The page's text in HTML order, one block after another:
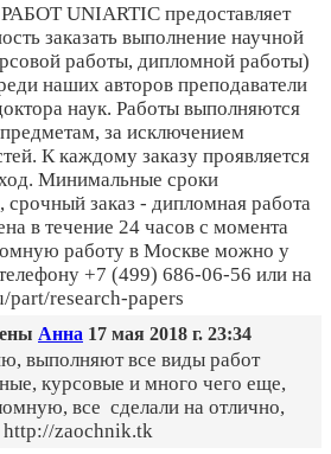
UNIARTIC предоставляет
заказать выполнение научной
работы, дипломной работы)
наших авторов преподаватели
наук. Работы выполняются
за исключением
К каждому заказу проявляется
Минимальные сроки
заказ - дипломная работа
в течение 24 часов с момента
работу в Москве можно у
+7 (499) 686-06-56 или на
research-papers
Анна 17 мая 2018 г. 23:34
выполняют все виды работ
курсовые и много чего еще,
все сделали на отлично,
http://zaochnik.tk